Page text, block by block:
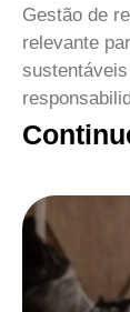
Gestão de
relevante